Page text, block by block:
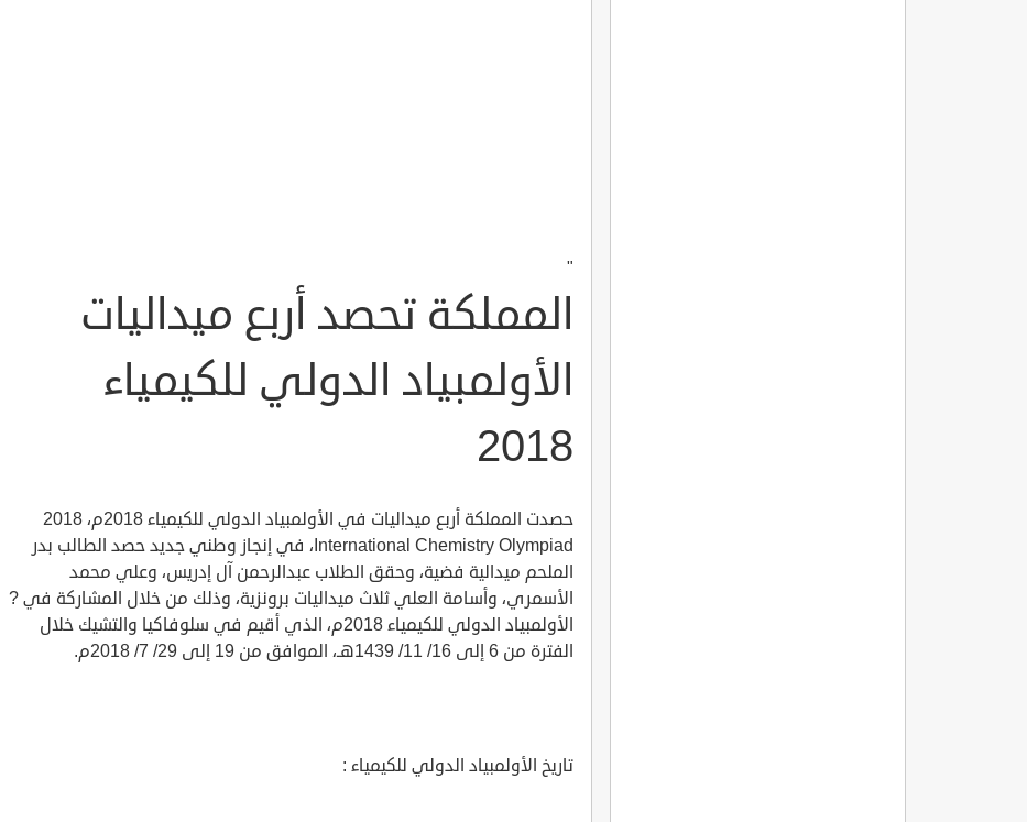
"
المملكة تحصد أربع ميداليات
الأولمبياد الدولي للكيمياء
2018
حصدت المملكة أربع ميداليات في الأولمبياد الدولي للكيمياء 2018م، 2018
International Chemistry Olympiad، في إنجاز وطني جديد حصد الطالب ‏بدر
الملحم ميدالية فضية، وحقق الطلاب عبدالرحمن آل إدريس، وعلي محمد
الأسمري، ‏وأسامة العلي ثلاث ميداليات برونزية، وذلك من خلال المشاركة في ?
الأولمبياد الدولي للكيمياء 2018م، الذي أقيم في سلوفاكيا والتشيك خلال
الفترة من 6 إلى 16/ 11/ 1439هـ، الموافق من 19 إلى 29/ 7/ 2018م.
تاريخ الأولمبياد الدولي للكيمياء :